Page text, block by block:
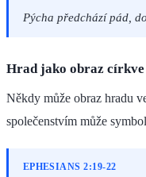
Pýcha předchází pád,
Hrad jako obraz církve
Někdy může obraz hradu
společenstvím může
EPHESIANS 2:19-22